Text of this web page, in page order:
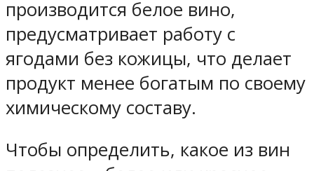
производится белое вино,
предусматривает работу с
ягодами без кожицы, что делает
продукт менее богатым по своему
химическому составу.
Чтобы определить, какое из вин